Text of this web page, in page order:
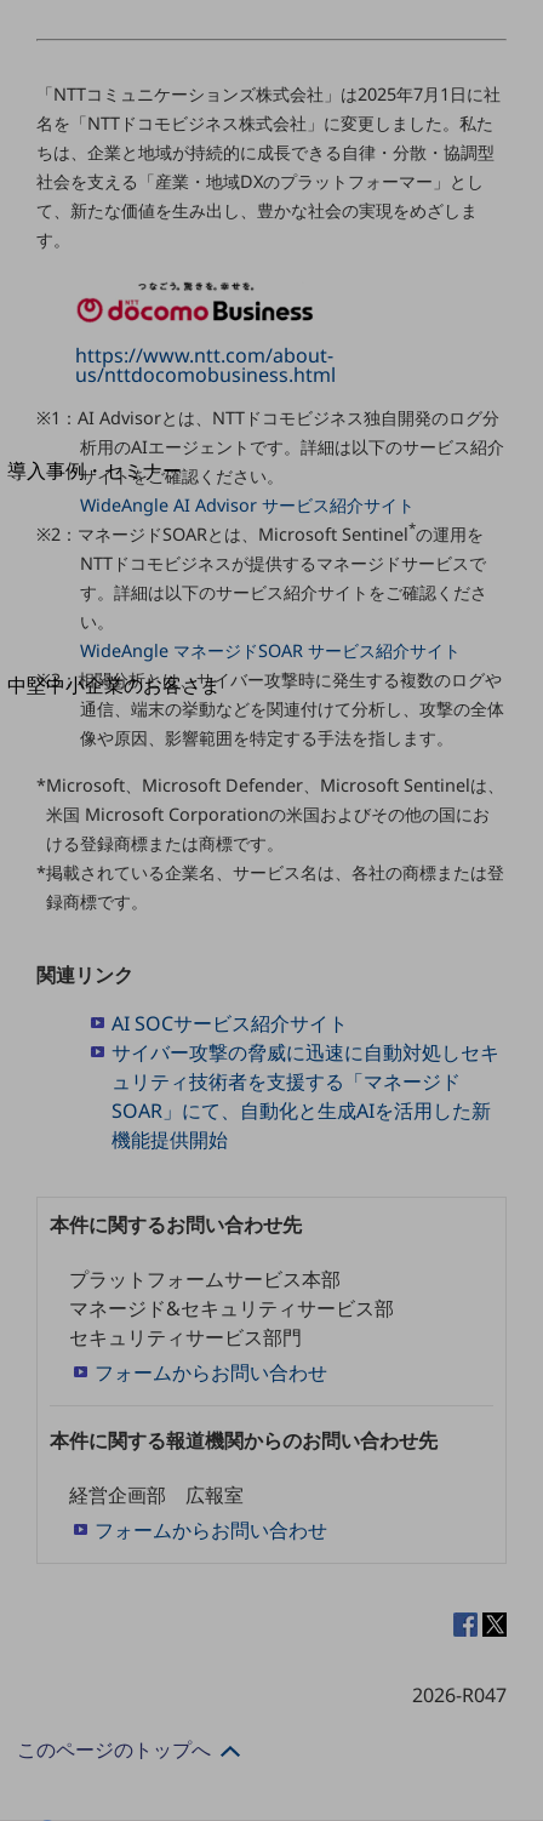
home5Gプラン
モバイルサービス
端末の一元管理
セキュリティ
運用保守・故障紛失サポート
回線・ネットワーク
別ウィンドウで開きます
サービスをご利用中のお客さま
導入事例・セミナー
導入事例TOP
最新の導入事例や注目の導入事例をご紹介します
開催・出展する各種セミナー、イベント情報をご紹介します
別ウィンドウで開きます
中堅中小企業のお客さま
NTTドコモビジネスウォッチ
ビジネスお役立ち情報
旬な話題やお役立ち資料などDXの課題を
解決するヒントをお届けする記事サイト
新着記事
お役立ち資料ダウンロード
トレンド記事特集
IT用語集
課題やニーズに合ったサービスをご紹介し、
中堅中小企業のビジネスをサポート！
お悩みから見つける
お悩みから見つけるTOP
モバイル・音声
セキュリティ
その他のお悩みはこちら
業界から見つけるTOP
オンラインショップ
「NTTコミュニケーションズ株式会社」は2025年7月1日に社
名を「NTTドコモビジネス株式会社」に変更しました。私た
ちは、企業と地域が持続的に成長できる自律・分散・協調型
社会を支える「産業・地域DXのプラットフォーマー」とし
て、新たな価値を生み出し、豊かな社会の実現をめざしま
す。
https://www.ntt.com/about-
us/nttdocomobusiness.html
※1：AI Advisorとは、NTTドコモビジネス独自開発のログ分
析用のAIエージェントです。詳細は以下のサービス紹介
サイトをご確認ください。
WideAngle AI Advisor サービス紹介サイト
※2：マネージドSOARとは、Microsoft Sentinel*の運用を
NTTドコモビジネスが提供するマネージドサービスで
す。詳細は以下のサービス紹介サイトをご確認くださ
い。
WideAngle マネージドSOAR サービス紹介サイト
※3：相関分析とは、サイバー攻撃時に発生する複数のログや
通信、端末の挙動などを関連付けて分析し、攻撃の全体
像や原因、影響範囲を特定する手法を指します。
*Microsoft、Microsoft Defender、Microsoft Sentinelは、
米国 Microsoft Corporationの米国およびその他の国にお
ける登録商標または商標です。
*掲載されている企業名、サービス名は、各社の商標または登
録商標です。
関連リンク
AI SOCサービス紹介サイト
サイバー攻撃の脅威に迅速に自動対処しセキ
ュリティ技術者を支援する「マネージド
SOAR」にて、自動化と生成AIを活用した新
機能提供開始
本件に関するお問い合わせ先
プラットフォームサービス本部
マネージド&セキュリティサービス部
セキュリティサービス部門
フォームからお問い合わせ
本件に関する報道機関からのお問い合わせ先
経営企画部 広報室
フォームからお問い合わせ
2026-R047
このページのトップへ